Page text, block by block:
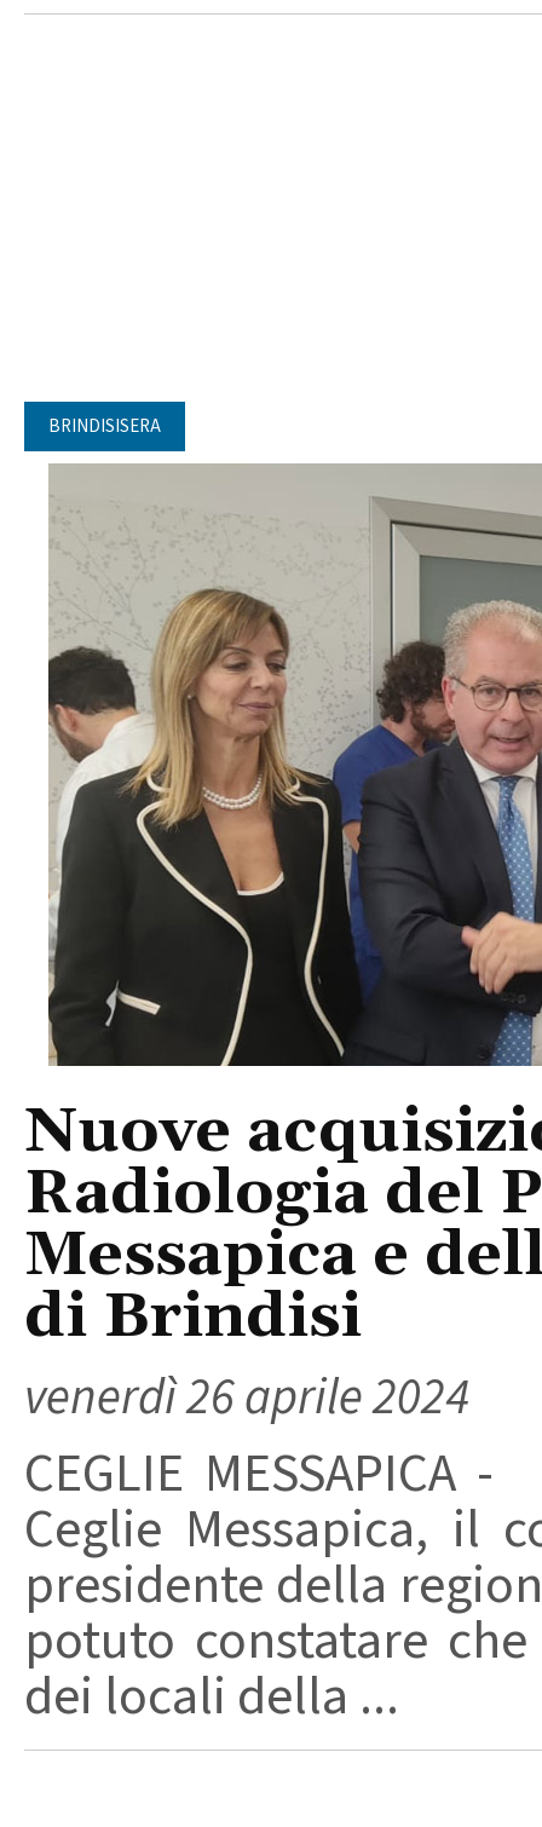
BRINDISISERA
Nuove
Radiologia del
Messapica e
di Brindisi
venerdì 26 aprile 2024
CEGLIE
Ceglie Messapica, il
presidente della
potuto constatare
dei locali della ...